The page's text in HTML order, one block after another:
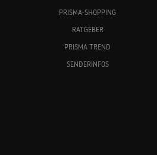
PRISMA-SHOPPING
RATGEBER
PRISMA TREND
SENDERINFOS